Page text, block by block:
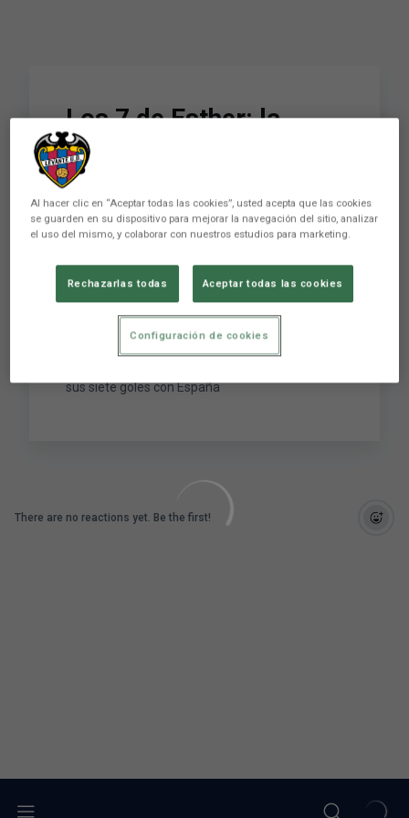
Los 7 de Esther: la
delantera habla de sus
objetivos con el
Levante UD y la
Selección tras sus siete
goles con España
sus siete goles con España
There are no reactions yet. Be the first!
Al hacer clic en “Aceptar todas las cookies”, usted acepta que las cookies
se guarden en su dispositivo para mejorar la navegación del sitio, analizar
el uso del mismo, y colaborar con nuestros estudios para marketing.
Rechazarlas todas Aceptar todas las cookies
Configuración de cookies